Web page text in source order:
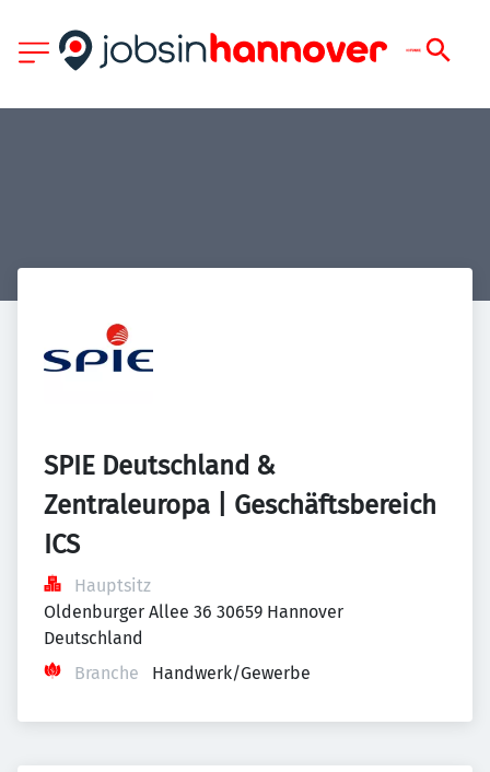
SPIE Deutschland &
Zentraleuropa | Geschäftsbereich
ICS
Hauptsitz
Oldenburger Allee 36 30659 Hannover
Deutschland
Branche
Handwerk/Gewerbe